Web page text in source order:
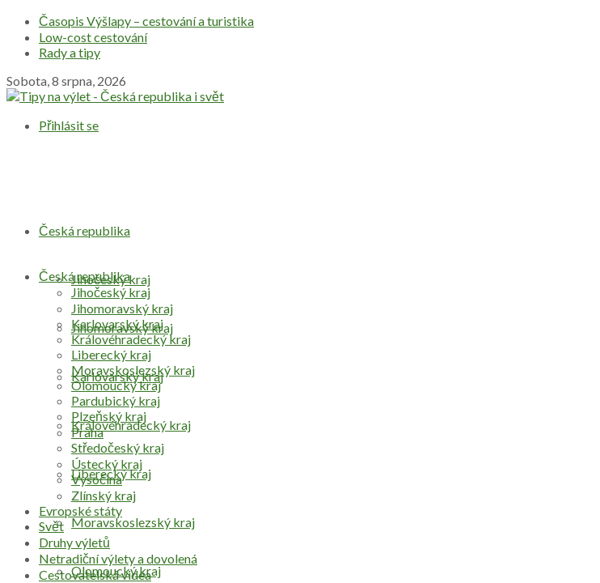
Časopis Výšlapy – cestování a turistika
Low-cost cestování
Rady a tipy
Sobota, 8 srpna, 2026
Přihlásit se
Česká republika
Jihočeský kraj
Jihomoravský kraj
Karlovarský kraj
Královéhradecký kraj
Liberecký kraj
Moravskoslezský kraj
Olomoucký kraj
Česká republika
Jihočeský kraj
Jihomoravský kraj
Karlovarský kraj
Královéhradecký kraj
Liberecký kraj
Moravskoslezský kraj
Olomoucký kraj
Pardubický kraj
Plzeňský kraj
Praha
Středočeský kraj
Ústecký kraj
Vysočina
Zlínský kraj
Evropské státy
Svět
Druhy výletů
Netradiční výlety a dovolená
Cestovatelská videa